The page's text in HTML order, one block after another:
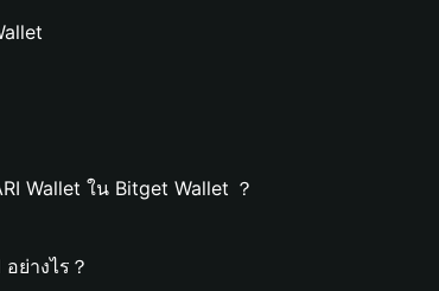
Wallet ใน Bitget Wallet ？
ย่างไร？